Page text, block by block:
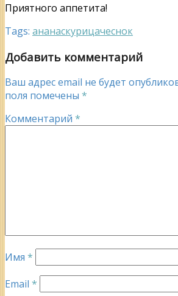
Приятного аппетита!
Tags: ананаскурицачеснок
Добавить комментарий
Ваш адрес email не будет
поля помечены *
Комментарий *
Имя *
Email *